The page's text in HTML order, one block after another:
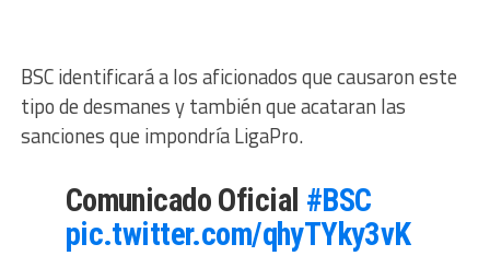
BSC identificará a los aficionados que causaron este
tipo de desmanes y también que acataran las
sanciones que impondría LigaPro.
Comunicado Oficial #BSC
pic.twitter.com/qhyTYky3vK